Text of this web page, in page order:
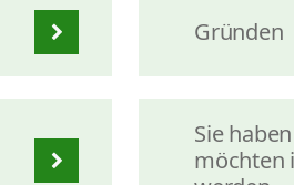
Gründen
Sie
möchten